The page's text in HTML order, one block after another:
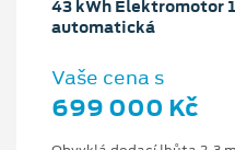
43 kWh Elektromotor
automatická
Vaše cena s
699 000 Kč